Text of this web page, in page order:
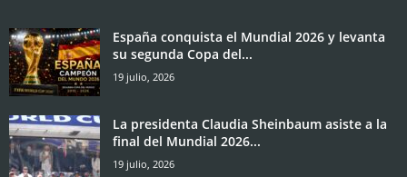
España conquista el Mundial 2026 y levanta
su segunda Copa del...
19 julio, 2026
La presidenta Claudia Sheinbaum asiste a la
final del Mundial 2026...
19 julio, 2026